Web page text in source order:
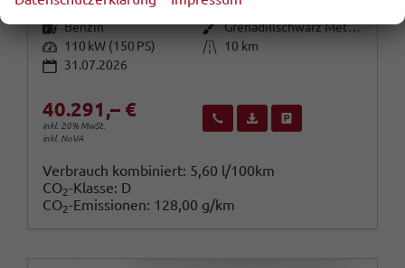
Fahrzeugnr.114157 GetriebeAutomatik
KraftstoffBenzin Außenfarbe
Grenadillschwarz Metallic
Leistung 110 kW (150 PS) Kilometerstand
10 km
31.07.2026
40.291,– €
inkl. 20% MwSt.
inkl. NoVA
Wir rufen Sie anFahrzeugexposé (PDF)
Verbrauch kombiniert: 5,60 l/100km
CO2-Klasse: D
CO2-Emissionen: 128,00 g/km